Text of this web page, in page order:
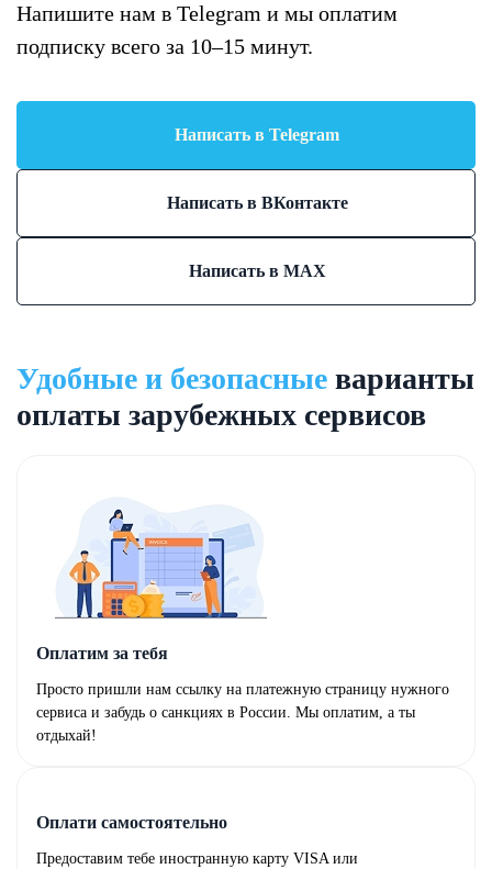
Напишите нам в Telegram и мы оплатим
подписку всего за 10–15 минут.
Написать в Telegram
Написать в ВКонтакте
Написать в MAX
Удобные и безопасные варианты
оплаты зарубежных сервисов
Оплатим за тебя
Просто пришли нам ссылку на платежную страницу нужного
сервиса и забудь о санкциях в России. Мы оплатим, а ты
отдыхай!
Оплати самостоятельно
Предоставим тебе иностранную карту VISA или